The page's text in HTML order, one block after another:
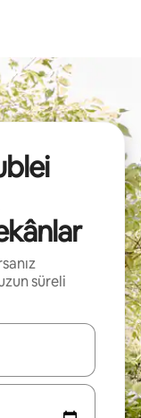
süreli
ve aşağı oklarıyla